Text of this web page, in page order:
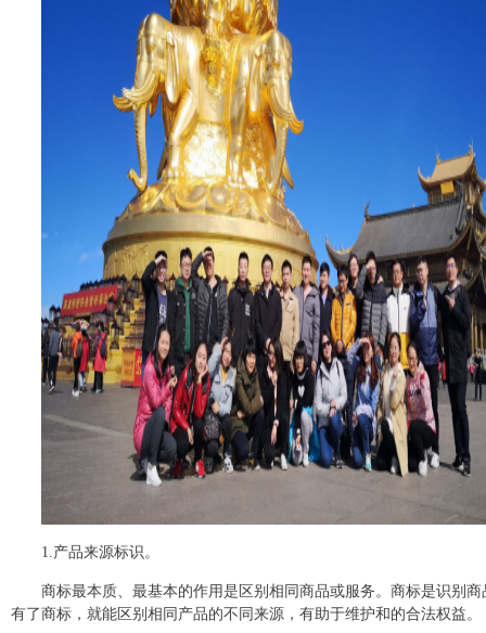
1.产品来源标识。
商标最本质、最基本的作用是区别相同商品或服务。商标是识别
有了商标，就能区别相同产品的不同来源，有助于维护和的合法权益。